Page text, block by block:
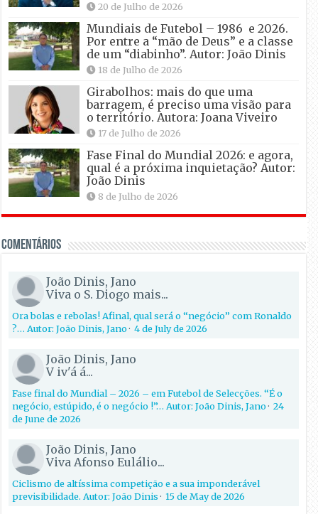
20 de Julho de 2026
Mundiais de Futebol – 1986 e 2026.
Por entre a “mão de Deus” e a classe
de um “diabinho”. Autor: João Dinis
18 de Julho de 2026
Girabolhos: mais do que uma
barragem, é preciso uma visão para
o território. Autora: Joana Viveiro
17 de Julho de 2026
Fase Final do Mundial 2026: e agora,
qual é a próxima inquietação? Autor:
João Dinis
8 de Julho de 2026
Comentários
João Dinis, Jano
Viva o S. Diogo mais...
Ora bolas e rebolas! Afinal, qual será o “negócio” com Ronaldo
?… Autor: João Dinis, Jano·4 de July de 2026
João Dinis, Jano
V iv'á á...
Fase final do Mundial – 2026 – em Futebol de Selecções. “É o
negócio, estúpido, é o negócio !”… Autor: João Dinis, Jano·24
de June de 2026
João Dinis, Jano
Viva Afonso Eulálio...
Ciclismo de altíssima competição e a sua imponderável
previsibilidade. Autor: João Dinis·15 de May de 2026